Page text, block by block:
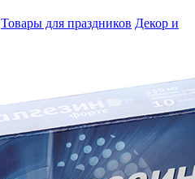
Товары для праздников Декор и